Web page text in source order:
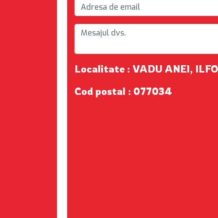
Localitate : VADU ANEI,
Cod postal : 077034